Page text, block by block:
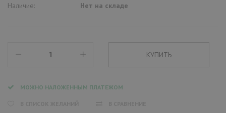
Наличие:
Нет на складе
МОЖНО НАЛОЖЕННЫМ ПЛАТЕЖОМ